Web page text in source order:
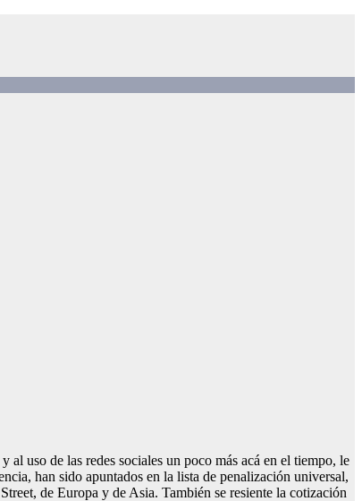
al uso de las redes sociales un poco más acá en el tiempo, le
han sido apuntados en la lista de penalización universal,
de Europa y de Asia. También se resiente la cotización